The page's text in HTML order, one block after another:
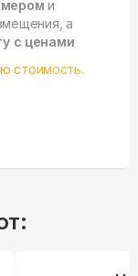
и
а
с ценами
стоимость.